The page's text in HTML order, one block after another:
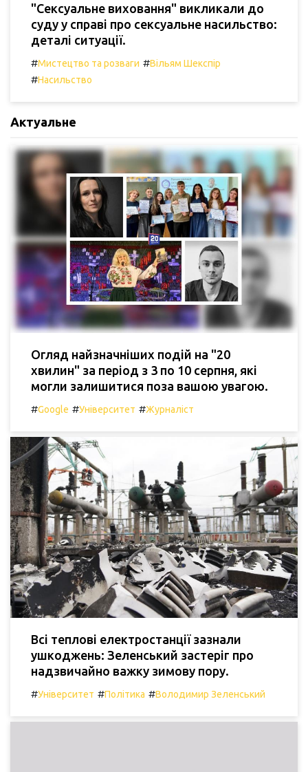
"Сексуальне виховання" викликали до
суду у справі про сексуальне насильство:
деталі ситуації.
#Мистецтво та розваги #Вільям Шекспір
#Насильство
Актуальне
Огляд найзначніших подій на "20
хвилин" за період з 3 по 10 серпня, які
могли залишитися поза вашою увагою.
#Google #Університет #Журналіст
Всі теплові електростанції зазнали
ушкоджень: Зеленський застеріг про
надзвичайно важку зимову пору.
#Університет #Політика #Володимир Зеленський